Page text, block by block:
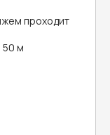
проходит
50 м